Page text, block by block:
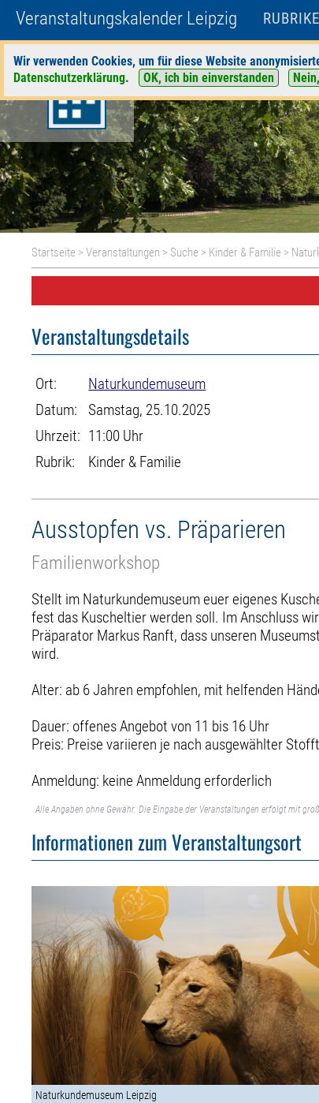
Veranstaltungskalender Leipzig
Wir verwenden Cookies, um für diese Website
Datenschutzerklärung. OK, ich bin einverstanden
Startseite >Veranstaltungen > Suche > Kinder & Familie >
Veranstaltungsdetails
Ort:
Naturkundemuseum
Datum:
Samstag, 25.10.2025
Uhrzeit: 11:00 Uhr
Rubrik:
Kinder & Familie
Ausstopfen vs. Präparieren
Familienworkshop
Stellt im Naturkundemuseum euer eigenes
fest das Kuscheltier werden soll. Im Anschluss
Präparator Markus Ranft, dass unseren
wird.
Alter: ab 6 Jahren empfohlen, mit helfenden
Dauer: offenes Angebot von 11 bis 16 Uhr
Preis: Preise variieren je nach ausgewählter
Anmeldung: keine Anmeldung erforderlich
Alle Angaben ohne Gewähr. Die Eingabe der Veranstaltungen erfolgt mit
Informationen zum Veranstaltungsort
Naturkundemuseum Leipzig